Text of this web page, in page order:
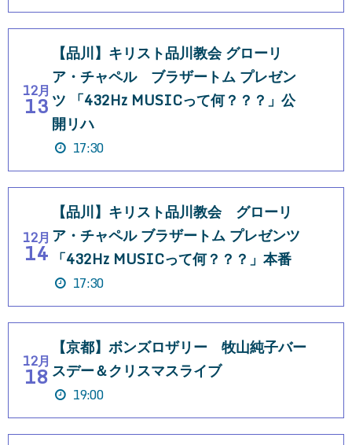
12月
13
【品川】キリスト品川教会 グローリ
ア・チャペル ブラザートム プレゼン
ツ 「432Hz MUSICって何？？？」公
開リハ
17:30
12月
14
【品川】キリスト品川教会 グローリ
ア・チャペル ブラザートム プレゼンツ
「432Hz MUSICって何？？？」本番
17:30
12月
18
【京都】ボンズロザリー 牧山純子バー
スデー＆クリスマスライブ
19:00